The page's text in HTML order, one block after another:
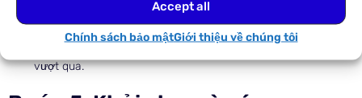
Accept all
Chính sách bảo mậtGiới thiệu về chúng tôi
Nhấp vào Kiểm tra proxyđể xác minh kết nối,
vượt qua.